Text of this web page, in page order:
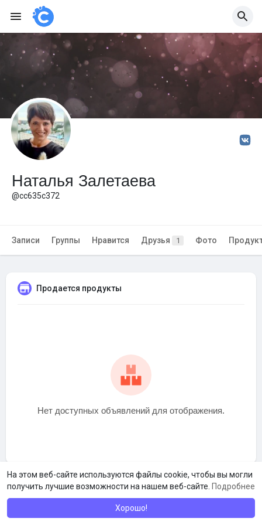
На этом веб-сайте используются файлы cookie, чтобы вы могли
получить лучшие возможности на нашем веб-сайте. Подробнее
Хорошо!
Наталья Залетаева
@cc635c372
Записи Группы Нравится Друзья 1 Фото
Продается продукты
Нет доступных объявлений для отображения.